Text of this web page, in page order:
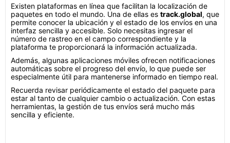
Existen plataformas en línea que facilitan la localización de
paquetes en todo el mundo. Una de ellas es track.global, que
permite conocer la ubicación y el estado de los envíos en una
interfaz sencilla y accesible. Solo necesitas ingresar el
número de rastreo en el campo correspondiente y la
plataforma te proporcionará la información actualizada.
Además, algunas aplicaciones móviles ofrecen notificaciones
automáticas sobre el progreso del envío, lo que puede ser
especialmente útil para mantenerse informado en tiempo real.
Recuerda revisar periódicamente el estado del paquete para
estar al tanto de cualquier cambio o actualización. Con estas
herramientas, la gestión de tus envíos será mucho más
sencilla y eficiente.